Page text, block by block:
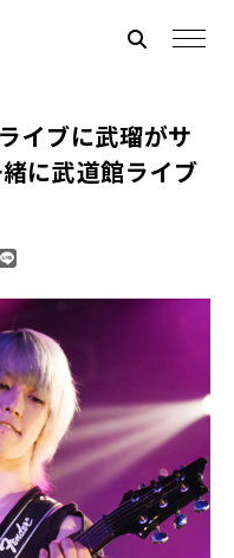
イブに武瑠がサ
緒に武道館ライブ